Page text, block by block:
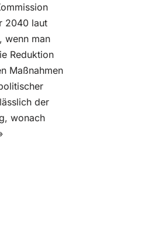
2040 laut
wenn man
Reduktion
Maßnahmen
der
wonach